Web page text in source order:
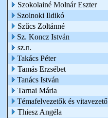
Szokolainé Molnár Eszter
Szolnoki Ildikó
Szűcs Zoltánné
Sz. Koncz István
sz.n.
Takács Péter
Tamás Erzsébet
Tanács István
Tarnai Mária
Témafelvezetők és
Thiesz Angéla